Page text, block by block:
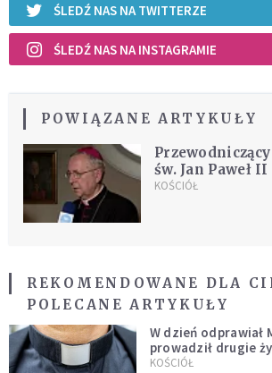
ŚLEDŹ NAS NA TWITTERZE
ŚLEDŹ NAS NA INSTAGRAMIE
POWIĄZANE ARTYKUŁY
św. Jan Paweł II
oszukany w
KOŚCIÓŁ
REKOMENDOWANE DLA
POLECANE ARTYKUŁY
W dzień odprawiał
prowadził drugie
kazał mu opuścić
KOŚCIÓŁ